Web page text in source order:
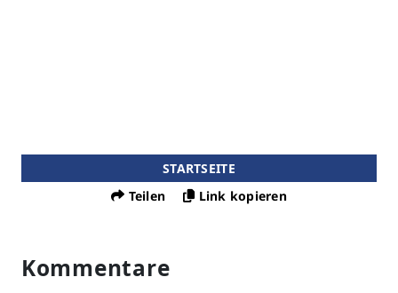
STARTSEITE
Teilen
Link kopieren
Kommentare